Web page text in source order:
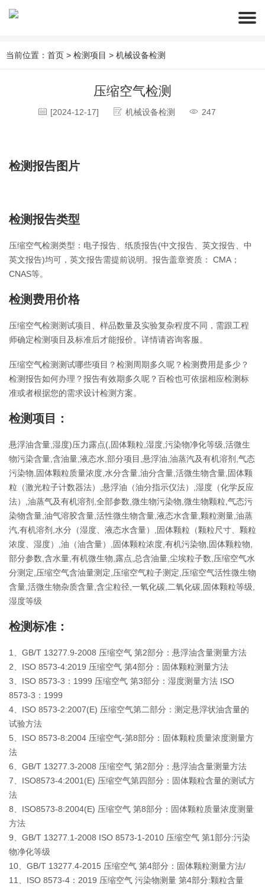
当前位置： 首页 > 检测项目 > 机械设备检测
压缩空气检测
[2024-12-17] 机械设备检测 247
检测报告图片
检测报告类型
压缩空气检测类型：电子报告、纸质报告(中文报告、英文报告、中
英文报告)均可，英文报告需提前说明。报告盖章资质： CMA；
CNAS等。
检测费用价格
压缩空气检测测试项目、样品数量及实验复杂程度不同，需跟工程
师确定检测项目及标准后才能报价。详情请咨询客服。
压缩空气检测测试哪些项目？检测周期多久呢？检测费用是多少？
检测报告如何办理？报告有效期多久呢？百检也可依据相应检测标
准或者根据您的需求设计检测方案。
检测项目：
悬浮油含量,湿度)压力露点(,固体颗粒,湿度,污染物净化等级,活微生
物污染含量,含油量,液态水,部分项目,悬浮油,油蒸汽及有机溶剂,气态
污染物,固体颗粒质量浓度,水分含量,油分含量,活微生物含量,固体颗
粒（激光粒子计数器法）,悬浮油（油分指示仪法）,湿度（化学反应
法）,油蒸气及有机溶剂,全部参数,微生物污染物,微生物颗粒,气态污
染物含量,油气溶胶含量,活性微生物含量,液态水含量,颗粒测量,油蒸
汽,有机溶剂,水分（湿度、液态水含量）,固体颗粒（颗粒尺寸、颗粒
浓度、湿度）,油（油含量）,固体颗粒浓度,有机污染物,固体颗粒物,
部分参数,含水量,有机微生物,露点,总含油量,尘埃粒子数,压缩空气水
分测定,压缩空气含油量测定,压缩空气粒子测定,压缩空气活性微生物
含量,活微生物杂质含量,含尘粒径,一氧化碳,二氧化碳,固体颗粒等级,
湿度等级
检测标准：
1、GB/T 13277.9-2008 压缩空气 第2部分：悬浮油含量测量方法
2、ISO 8573-4:2019 压缩空气 第4部分：固体颗粒测量方法
3、ISO 8573-3：1999 压缩空气 第3部分：湿度测量方法 ISO
8573-3：1999
4、ISO 8573-2:2007(E) 压缩空气第二部分：测定悬浮状油含量的
试验方法
5、ISO 8573-8:2004 压缩空气-第8部分：固体颗粒质量浓度测量方
法
6、GB/T 13277.3-2008 压缩空气 第2部分：悬浮油含量测量方法
7、ISO8573-4:2001(E) 压缩空气第四部分：固体颗粒含量的测试方
法
8、ISO8573-8:2004(E) 压缩空气 第8部分：固体颗粒质量浓度测量
方法
9、GB/T 13277.1-2008 ISO 8573-1-2010 压缩空气 第1部分:污染
物净化等级
10、GB/T 13277.4-2015 压缩空气 第4部分：固体颗粒测量方法/
11、ISO 8573-4：2019 压缩空气 污染物测量 第4部分:颗粒含量